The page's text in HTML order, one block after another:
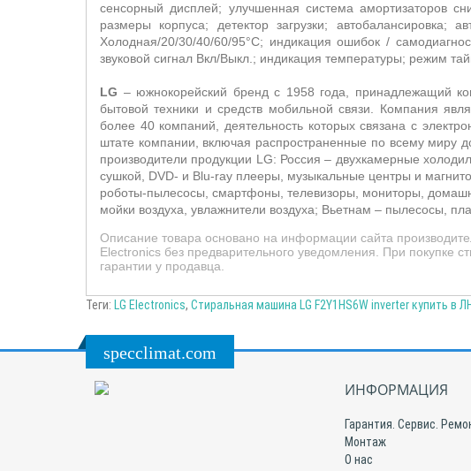
сенсорный дисплей; улучшенная система амортизаторов
размеры корпуса; детектор загрузки; автобалансировка;
Холодная/20/30/40/60/95°С; индикация ошибок /
звуковой сигнал Вкл/Выкл.; индикация температуры; режим
LG – южнокорейский бренд с 1958 года, принадлежащий
бытовой техники и средств мобильной связи. Компания
более 40 компаний, деятельность которых связана с
штате компании, включая распространенные по всему миру
производители продукции LG: Россия – двухкамерные
сушкой, DVD- и Blu-ray плееры, музыкальные центры и
роботы-пылесосы, смартфоны, телевизоры, мониторы,
мойки воздуха, увлажнители воздуха; Вьетнам – пылесосы,
Описание товара основано на информации сайта
Electronics без предварительного уведомления. При
гарантии у продавца.
Теги: LG Electronics, Стиральная машина LG F2Y1HS6W inverter купить в
specclimat.com
ИНФОРМАЦИЯ
Гарантия. Сервис.
Монтаж
О нас